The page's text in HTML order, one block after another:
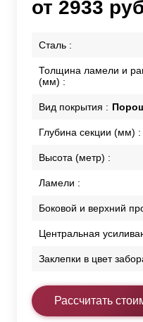
от 2933
Сталь :
Толщина ламели и
(мм) :
Вид покрытия :
Глубина секции (мм) :
Высота (метр) :
Ламели :
Боковой и верхний
Центральная
Заклепки в цвет
Рассчитать